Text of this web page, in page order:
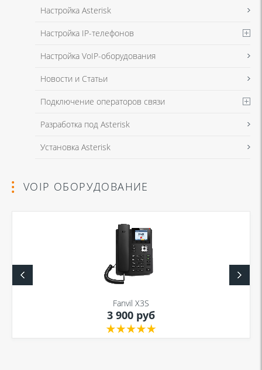
Настройка Asterisk
Настройка IP-телефонов
Настройка VoIP-оборудования
Новости и Статьи
Подключение операторов связи
Разработка под Asterisk
Установка Asterisk
VOIP ОБОРУДОВАНИЕ
Fanvil X3S
3 900 руб